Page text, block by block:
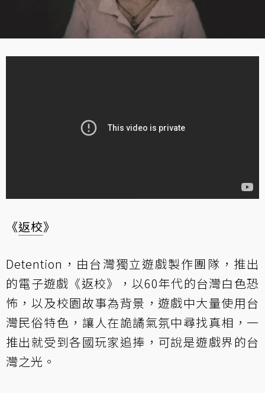
《返校》
Detention，由台灣獨立遊戲製作團隊，推出
的電子遊戲《返校》，以60年代的台灣白色恐
怖，以及校園故事為背景，遊戲中大量使用台
灣民俗特色，讓人在詭譎氣氛中尋找真相，一
推出就受到各國玩家追捧，可說是遊戲界的台
灣之光。